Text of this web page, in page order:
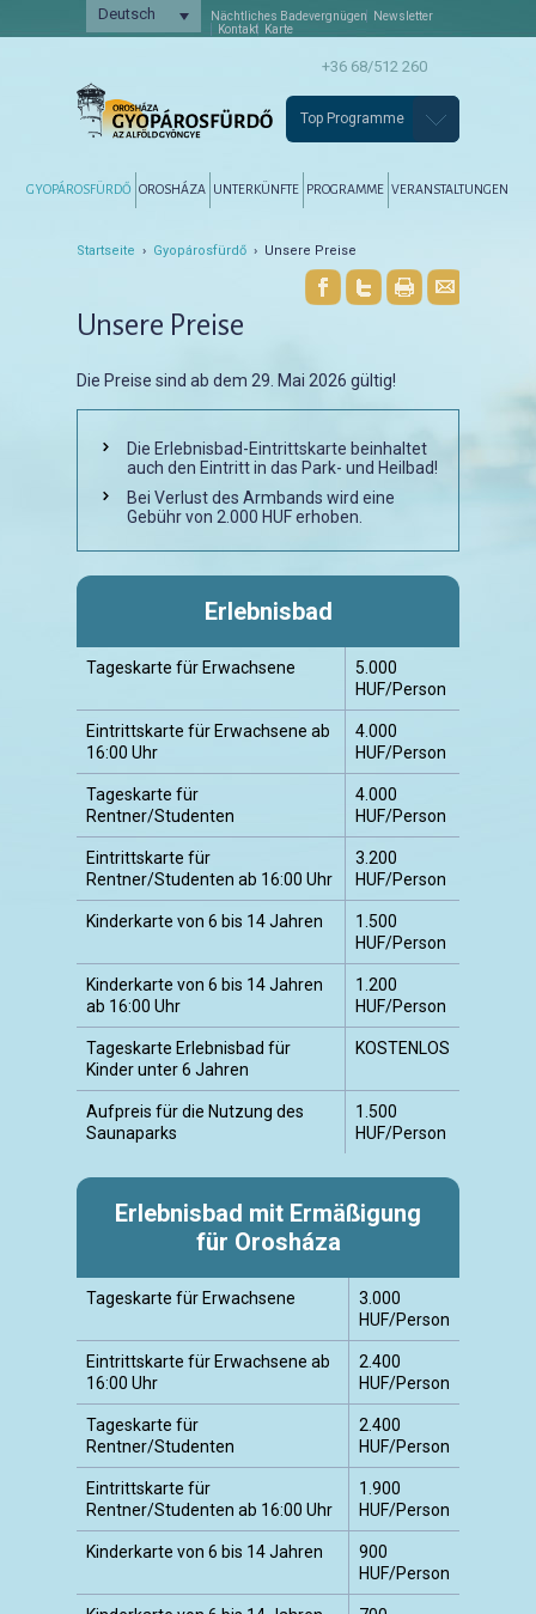
Deutsch Nächtliches Badevergnügen
Newsletter
Kontakt
Karte
+36 68/512 260
Top Programme
Tovább az elsődleges tartalomra
Tovább a másodlagos tartalomra
GYOPÁROSFÜRDŐ OROSHÁZA UNTERKÜNFTE PROGRAMME VERANSTALTUNGEN
Startseite › Gyopárosfürdő › Unsere Preise
Unsere Preise
Die Preise sind ab dem 29. Mai 2026 gültig!
Die Erlebnisbad-Eintrittskarte beinhaltet
auch den Eintritt in das Park- und Heilbad!
Bei Verlust des Armbands wird eine
Gebühr von 2.000 HUF erhoben.
Erlebnisbad
Tageskarte für Erwachsene
5.000
HUF/Person
Eintrittskarte für Erwachsene ab
16:00 Uhr
4.000
HUF/Person
Tageskarte für
Rentner/Studenten
4.000
HUF/Person
Eintrittskarte für
Rentner/Studenten ab 16:00 Uhr
3.200
HUF/Person
Kinderkarte von 6 bis 14 Jahren
1.500
HUF/Person
Kinderkarte von 6 bis 14 Jahren
ab 16:00 Uhr
1.200
HUF/Person
Tageskarte Erlebnisbad für
Kinder unter 6 Jahren
KOSTENLOS
Aufpreis für die Nutzung des
Saunaparks
1.500
HUF/Person
Erlebnisbad mit Ermäßigung
für Orosháza
Tageskarte für Erwachsene
3.000
HUF/Person
Eintrittskarte für Erwachsene ab
16:00 Uhr
2.400
HUF/Person
Tageskarte für
Rentner/Studenten
2.400
HUF/Person
Eintrittskarte für
Rentner/Studenten ab 16:00 Uhr
1.900
HUF/Person
Kinderkarte von 6 bis 14 Jahren
900
HUF/Person